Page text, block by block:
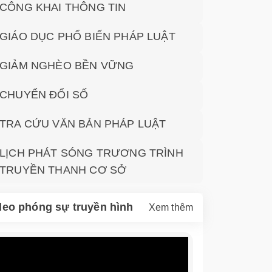
CÔNG KHAI THÔNG TIN
GIÁO DỤC PHỔ BIẾN PHÁP LUẬT
GIẢM NGHÈO BỀN VỮNG
CHUYỂN ĐỔI SỐ
TRA CỨU VĂN BẢN PHÁP LUẬT
LỊCH PHÁT SÓNG TRƯƠNG TRÌNH
TRUYỀN THANH CƠ SỞ
phóng sự truyền hình Xem thêm